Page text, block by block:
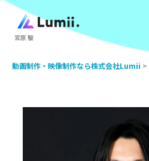
宮原 駿
動画制作・映像制作なら株式会社Lumii >